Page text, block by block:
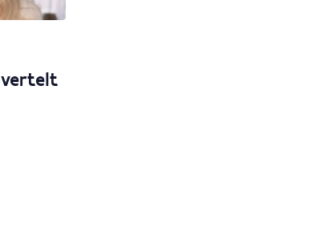
vertelt